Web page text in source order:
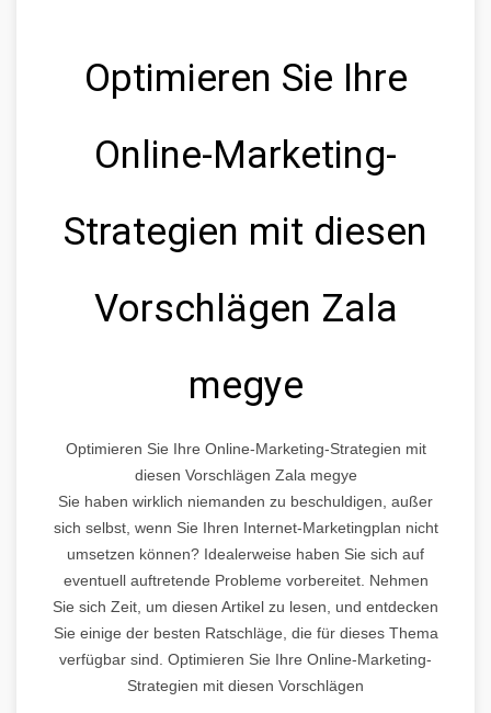
Optimieren Sie Ihre
Online-Marketing-
Strategien mit diesen
Vorschlägen Zala
megye
Optimieren Sie Ihre Online-Marketing-Strategien mit
diesen Vorschlägen Zala megye
Sie haben wirklich niemanden zu beschuldigen, außer
sich selbst, wenn Sie Ihren Internet-Marketingplan nicht
umsetzen können? Idealerweise haben Sie sich auf
eventuell auftretende Probleme vorbereitet. Nehmen
Sie sich Zeit, um diesen Artikel zu lesen, und entdecken
Sie einige der besten Ratschläge, die für dieses Thema
verfügbar sind. Optimieren Sie Ihre Online-Marketing-
Strategien mit diesen Vorschlägen